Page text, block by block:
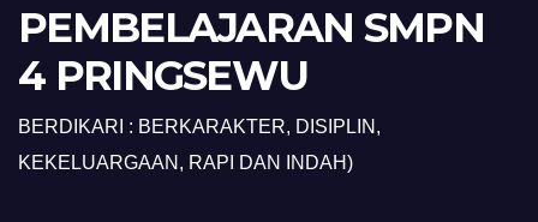
PEMBELAJARAN SMPN
4 PRINGSEWU
BERDIKARI : BERKARAKTER, DISIPLIN,
KEKELUARGAAN, RAPI DAN INDAH)